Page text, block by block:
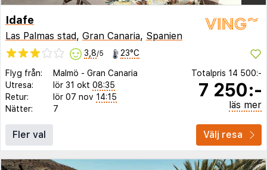
Idafe
Las Palmas stad, Gran Canaria, Spanien
3,8/5 23°C
Flyg från: Malmö - Gran Canaria
Utresa:
lör 31 okt 08:35
Retur:
lör 07 nov 14:15
Nätter:
7
Totalpris 14 500:-
7 250:-
läs mer
Fler val Välj resa